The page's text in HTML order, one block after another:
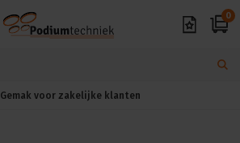
0
Gemak voor zakelijke klanten